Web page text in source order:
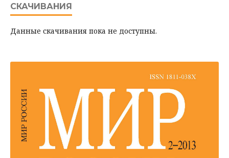
СКАЧИВАНИЯ
Данные скачивания пока не доступны.